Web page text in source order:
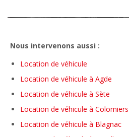
Nous intervenons aussi :
Location de véhicule
Location de véhicule à Agde
Location de véhicule à Sète
Location de véhicule à Colomiers
Location de véhicule à Blagnac